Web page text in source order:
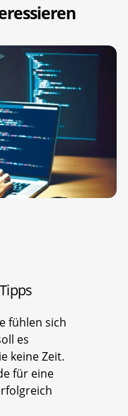
fühlen sich
es
keine Zeit.
für eine